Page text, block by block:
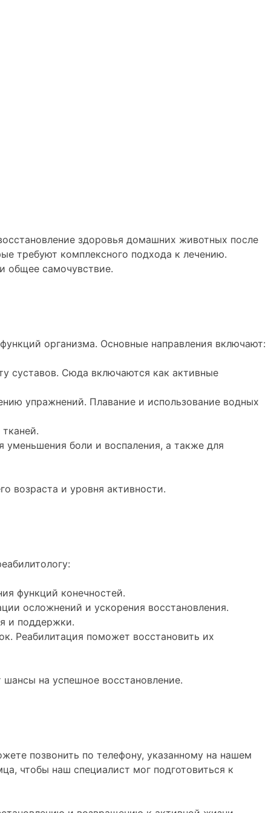
здоровья домашних животных после
требуют комплексного подхода к лечению.
общее самочувствие.
организма. Основные направления включают:
суставов. Сюда включаются как активные
упражнений. Плавание и использование водных
уменьшения боли и воспаления, а также для
возраста и уровня активности.
функций конечностей.
осложнений и ускорения восстановления.
и поддержки.
Реабилитация поможет восстановить их
на успешное восстановление.
позвонить по телефону, указанному на нашем
чтобы наш специалист мог подготовиться к